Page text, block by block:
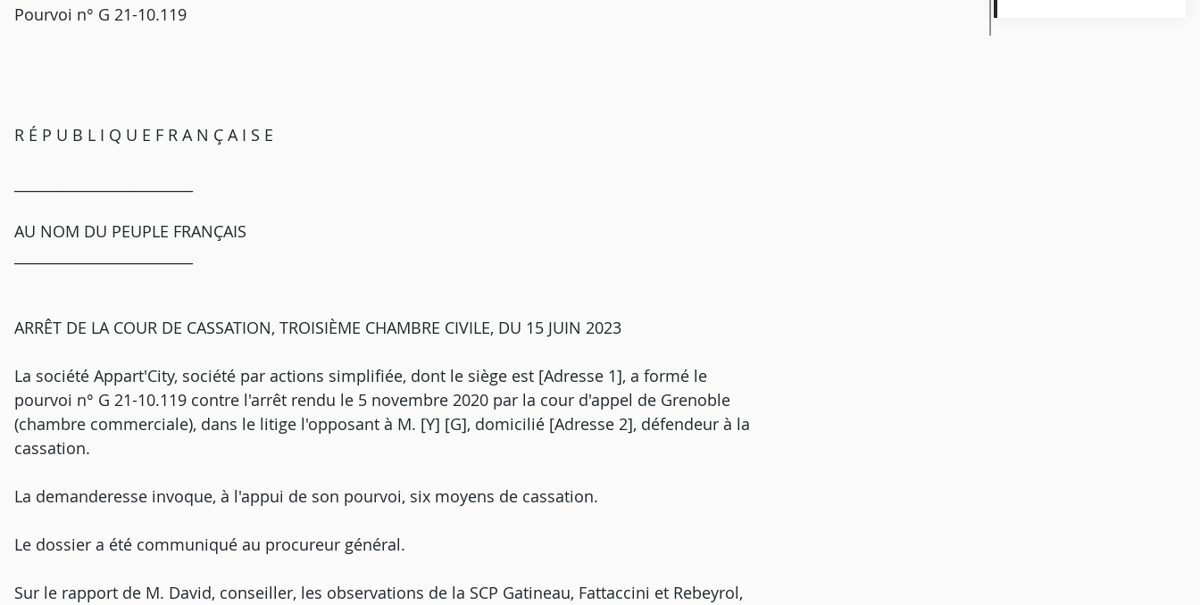
Pourvoi n° G 21-10.119
R É P U B L I Q U E F R A N Ç A I S E
AU NOM DU PEUPLE FRANÇAIS
ARRÊT DE LA COUR DE CASSATION, TROISIÈME CHAMBRE CIVILE, DU 15 JUIN 2023
La société Appart'City, société par actions simplifiée, dont le siège est [Adresse 1], a formé le
pourvoi n° G 21-10.119 contre l'arrêt rendu le 5 novembre 2020 par la cour d'appel de Grenoble
(chambre commerciale), dans le litige l'opposant à M. [Y] [G], domicilié [Adresse 2], défendeur à la
cassation.
La demanderesse invoque, à l'appui de son pourvoi, six moyens de cassation.
Le dossier a été communiqué au procureur général.
Sur le rapport de M. David, conseiller, les observations de la SCP Gatineau, Fattaccini et Rebeyrol,